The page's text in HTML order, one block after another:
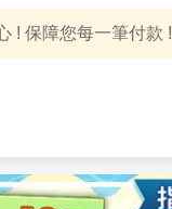
! 保障您每一筆付款 !